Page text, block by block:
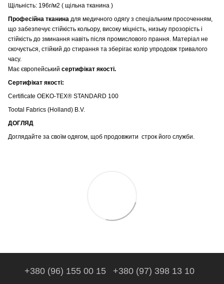
Щільність: 196г/м2 ( щільна тканина )
Професійна тканина для медичного одягу з спеціальним просоченням,
що забезпечує стійкість кольору, високу міцність, низьку прозорість і
стійкість до зминання навіть після промислового прання. Матеріал не
скочується, стійкий до стирання та зберігає колір упродовж тривалого
часу.
Має європейський сертифікат якості.
Сертифікат якості:
Certificate OEKO-TEX® STANDARD 100
Tootal Fabrics (Holland) B.V.
ДОГЛЯД
Доглядайте за своїм одягом, щоб продовжити строк його служби.
+380 (96) 155 00 15 +380 (97) 398 13 10